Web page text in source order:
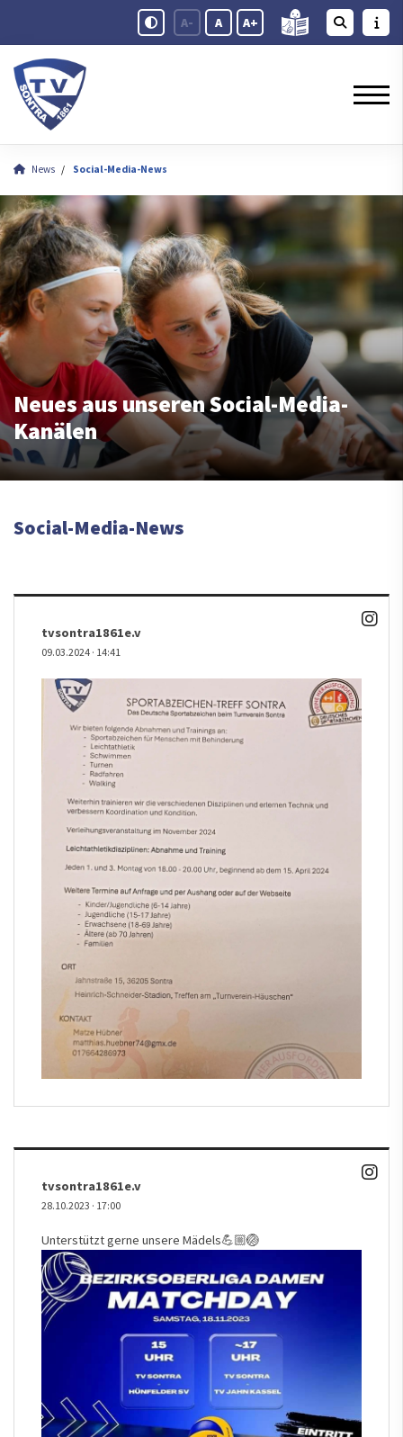
A- A A+
News Social-Media-News
Neues aus unseren Social-Media-
Kanälen
Social-Media-News
tvsontra1861e.v
09.03.2024 · 14:41
tvsontra1861e.v
28.10.2023 · 17:00
Unterstützt gerne unsere Mädels💪🏼🏐